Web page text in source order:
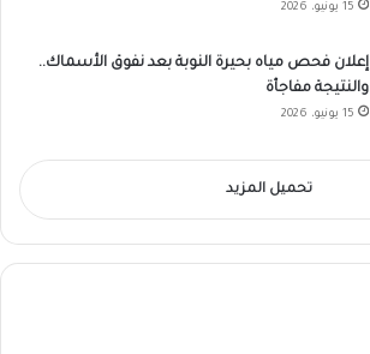
15 يونيو، 2026
إعلان فحص مياه بحيرة النوبة بعد نفوق الأسماك..
والنتيجة مفاجأة
15 يونيو، 2026
تحميل المزيد